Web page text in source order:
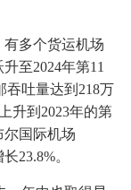
多个货运机场
至2024年第11
吞吐量达到218万
升到2023年的第
尔国际机场
23.8%。